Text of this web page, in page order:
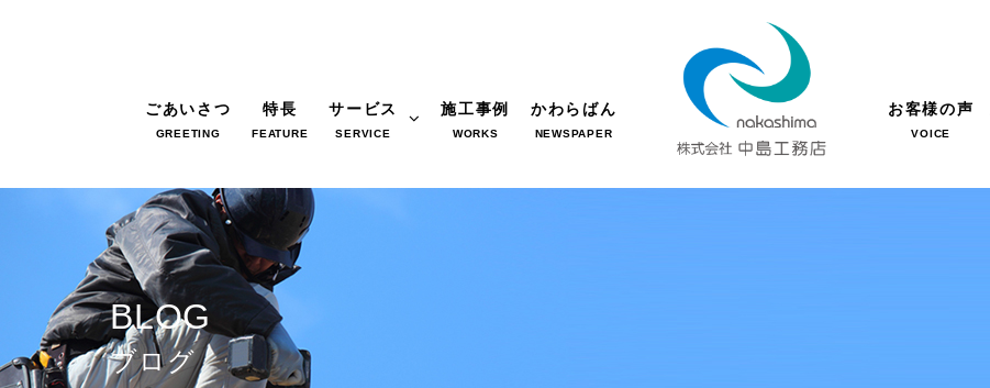
ごあいさつ
GREETING
特長
FEATURE
サービス
SERVICE
施工事例
WORKS
かわらばん
NEWSPAPER
お客様の声
VOICE
BLOG
ブログ